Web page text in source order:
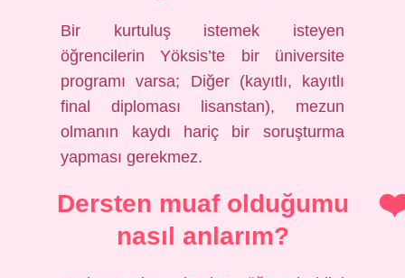
Bir kurtuluş istemek isteyen
öğrencilerin Yöksis’te bir üniversite
programı varsa; Diğer (kayıtlı, kayıtlı
final diploması lisanstan), mezun
olmanın kaydı hariç bir soruşturma
yapması gerekmez.
Dersten muaf olduğumu
nasıl anlarım?